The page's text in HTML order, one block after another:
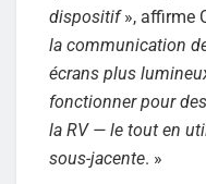
dispositif», affirme
la communication
écrans plus
fonctionner pour
la RV — le tout en
sous-jacente. »